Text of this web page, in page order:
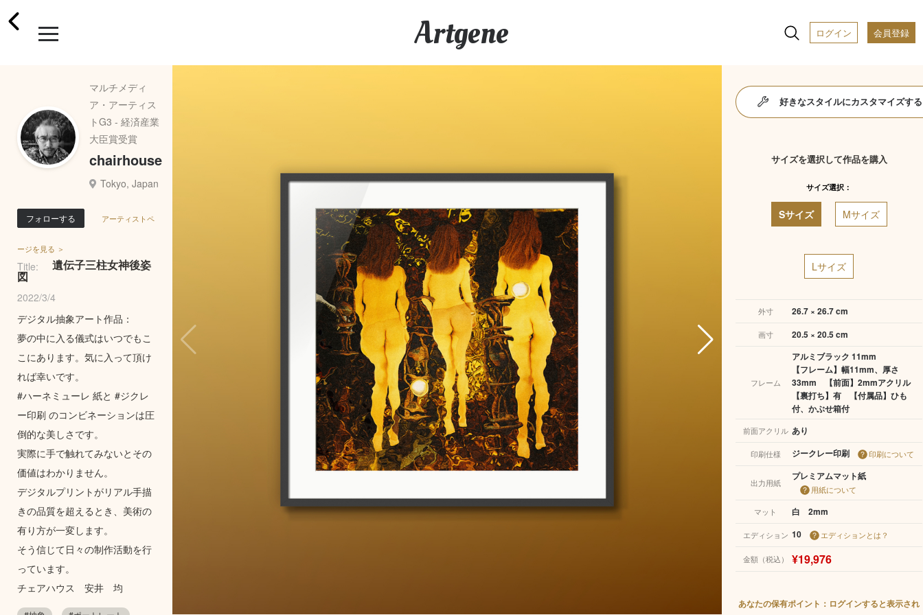
Artgene ログイン 会員登録
マルチメディ
ア・アーティス
トG3 - 経済産業
大臣賞受賞
chairhouse
Tokyo, Japan
フォローする アーティストペ
ージを見る ＞
Title: 遺伝子三柱女神後姿
図
2022/3/4
デジタル抽象アート作品：
夢の中に入る儀式はいつでもこ
こにあります。気に入って頂け
れば幸いです。
#ハーネミューレ 紙と #ジクレ
ー印刷 のコンビネーションは圧
倒的な美しさです。
実際に手で触れてみないとその
価値はわかりません。
デジタルプリントがリアル手描
きの品質を超えるとき、美術の
有り方が一変します。
そう信じて日々の制作活動を行
っています。
チェアハウス 安井 均
好きなスタイルにカスタマイズする
サイズを選択して作品を購入
サイズ選択：
Sサイズ Mサイズ
Lサイズ
外寸 26.7 × 26.7 cm
画寸 20.5 × 20.5 cm
フレーム
アルミブラック 11mm
【フレーム】幅11mm、厚さ
33mm 【前面】2mmアクリル
【裏打ち】有 【付属品】ひも
付、かぶせ箱付
前面アクリル あり
印刷仕様 ジークレー印刷 印刷について
出力用紙
プレミアムマット紙
用紙について
マット
白 2mm
エディション 10 エディションとは？
金額（税込） ¥19,976
あなたの保有ポイント：ログインすると表示され